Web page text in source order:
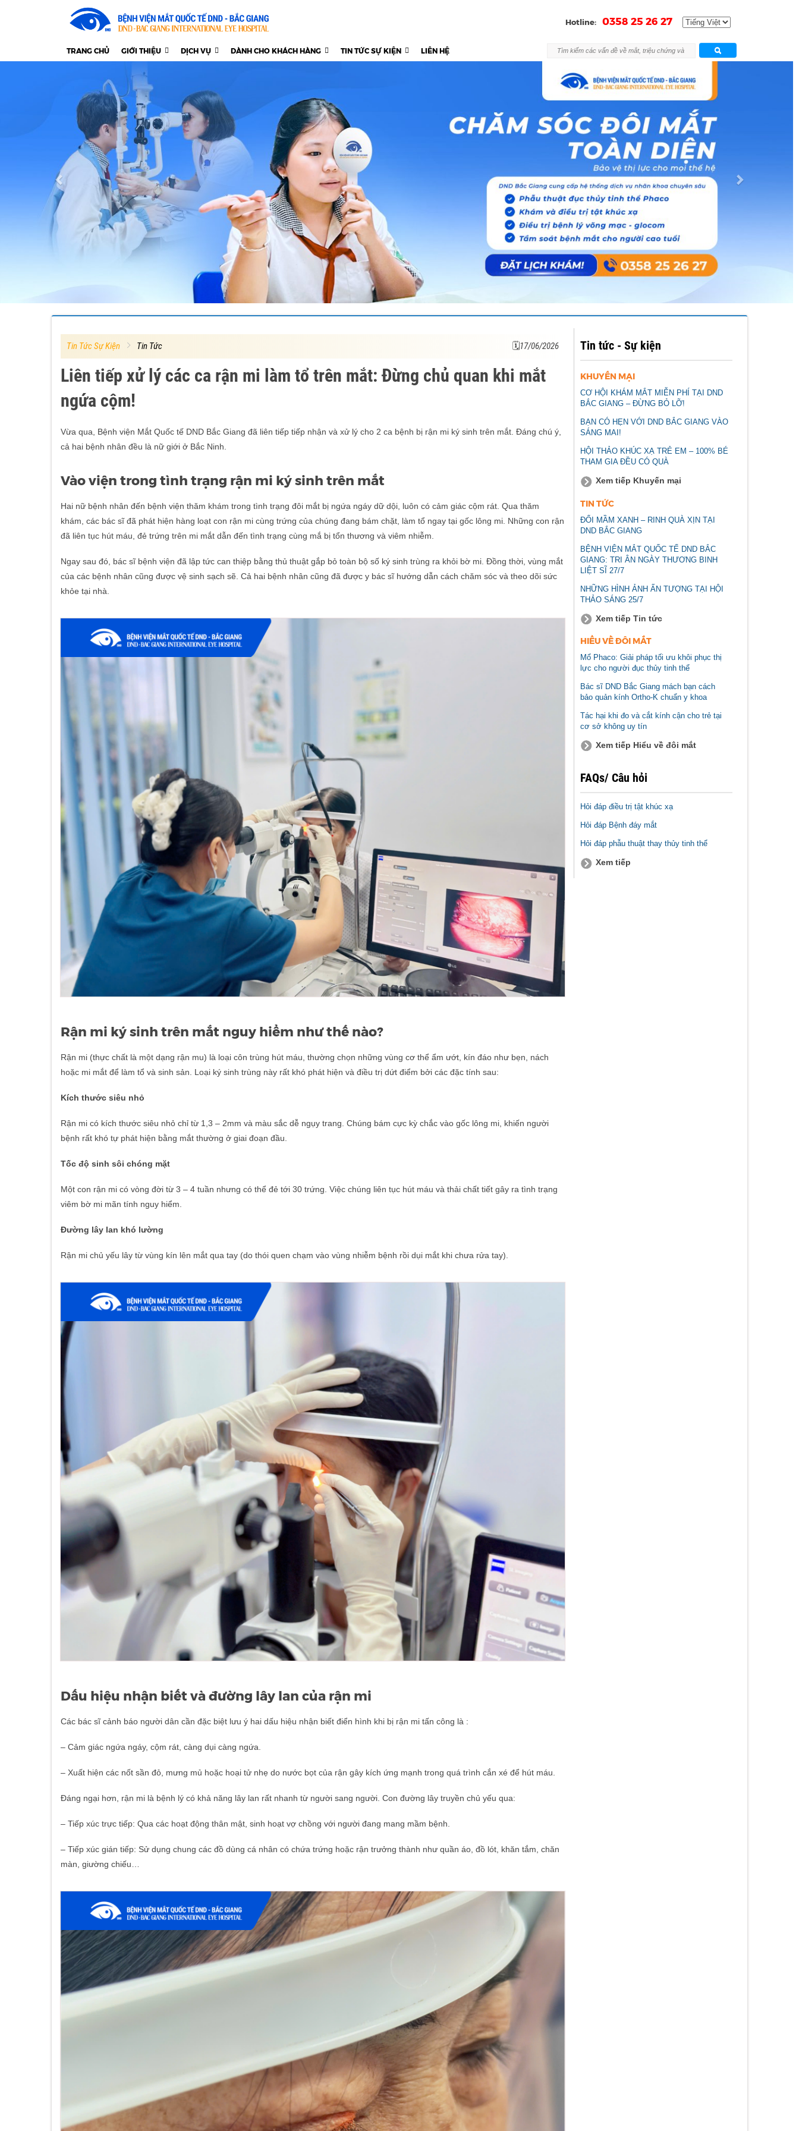
Hotline: 0358 25 26 27
TRANG CHỦ GIỚI THIỆU DỊCH VỤ DÀNH CHO KHÁCH HÀNG TIN TỨC SỰ KIỆN LIÊN HỆ
Tin Tức Sự Kiện Tin Tức 🗓17/06/2026
Liên tiếp xử lý các ca rận mi làm tổ trên mắt: Đừng chủ quan khi mắt
ngứa cộm!
Vừa qua, Bệnh viện Mắt Quốc tế DND Bắc Giang đã liên tiếp tiếp nhận và xử lý cho 2 ca bệnh bị rận mi ký sinh trên mắt. Đáng chú ý,
cả hai bệnh nhân đều là nữ giới ở Bắc Ninh.
Vào viện trong tình trạng rận mi ký sinh trên mắt
Hai nữ bệnh nhân đến bệnh viện thăm khám trong tình trạng đôi mắt bị ngứa ngáy dữ dội, luôn có cảm giác cộm rát. Qua thăm
khám, các bác sĩ đã phát hiện hàng loạt con rận mi cùng trứng của chúng đang bám chặt, làm tổ ngay tại gốc lông mi. Những con rận
đã liên tục hút máu, đẻ trứng trên mi mắt dẫn đến tình trạng cùng mắ bị tổn thương và viêm nhiễm.
Ngay sau đó, bác sĩ bệnh viện đã lập tức can thiệp bằng thủ thuật gắp bỏ toàn bộ số ký sinh trùng ra khỏi bờ mi. Đồng thời, vùng mắt
của các bệnh nhân cũng được vệ sinh sạch sẽ. Cả hai bệnh nhân cũng đã được y bác sĩ hướng dẫn cách chăm sóc và theo dõi sức
khỏe tại nhà.
Rận mi ký sinh trên mắt nguy hiểm như thế nào?
Rận mi (thực chất là một dạng rận mu) là loại côn trùng hút máu, thường chọn những vùng cơ thể ẩm ướt, kín đáo như bẹn, nách
hoặc mi mắt để làm tổ và sinh sản. Loại ký sinh trùng này rất khó phát hiện và điều trị dứt điểm bởi các đặc tính sau:
Kích thước siêu nhỏ
Rận mi có kích thước siêu nhỏ chỉ từ 1,3 – 2mm và màu sắc dễ ngụy trang. Chúng bám cực kỳ chắc vào gốc lông mi, khiến người
bệnh rất khó tự phát hiện bằng mắt thường ở giai đoạn đầu.
Tốc độ sinh sôi chóng mặt
Một con rận mi có vòng đời từ 3 – 4 tuần nhưng có thể đẻ tới 30 trứng. Việc chúng liên tục hút máu và thải chất tiết gây ra tình trạng
viêm bờ mi mãn tính nguy hiểm.
Đường lây lan khó lường
Rận mi chủ yếu lây từ vùng kín lên mắt qua tay (do thói quen chạm vào vùng nhiễm bệnh rồi dụi mắt khi chưa rửa tay).
Dấu hiệu nhận biết và đường lây lan của rận mi
Các bác sĩ cảnh báo người dân cần đặc biệt lưu ý hai dấu hiệu nhận biết điển hình khi bị rận mi tấn công là :
– Cảm giác ngứa ngáy, cộm rát, càng dụi càng ngứa.
– Xuất hiện các nốt sần đỏ, mưng mủ hoặc hoại tử nhẹ do nước bọt của rận gây kích ứng mạnh trong quá trình cắn xé để hút máu.
Đáng ngại hơn, rận mi là bệnh lý có khả năng lây lan rất nhanh từ người sang người. Con đường lây truyền chủ yếu qua:
– Tiếp xúc trực tiếp: Qua các hoạt động thân mật, sinh hoạt vợ chồng với người đang mang mầm bệnh.
– Tiếp xúc gián tiếp: Sử dụng chung các đồ dùng cá nhân có chứa trứng hoặc rận trưởng thành như quần áo, đồ lót, khăn tắm, chăn
màn, giường chiếu…
Tin tức - Sự kiện
KHUYẾN MẠI
CƠ HỘI KHÁM MẮT MIỄN PHÍ TẠI DND
BẮC GIANG – ĐỪNG BỎ LỠ!
BẠN CÓ HẸN VỚI DND BẮC GIANG VÀO
SÁNG MAI!
HỘI THẢO KHÚC XẠ TRẺ EM – 100% BÉ
THAM GIA ĐỀU CÓ QUÀ
Xem tiếp Khuyến mại
TIN TỨC
ĐỔI MẦM XANH – RINH QUÀ XỊN TẠI
DND BẮC GIANG
BỆNH VIỆN MẮT QUỐC TẾ DND BẮC
GIANG: TRI ÂN NGÀY THƯƠNG BINH
LIỆT SĨ 27/7
NHỮNG HÌNH ẢNH ẤN TƯỢNG TẠI HỘI
THẢO SÁNG 25/7
Xem tiếp Tin tức
HIỂU VỀ ĐÔI MẮT
Mổ Phaco: Giải pháp tối ưu khôi phục thị
lực cho người đục thủy tinh thể
Bác sĩ DND Bắc Giang mách bạn cách
bảo quản kính Ortho-K chuẩn y khoa
Tác hại khi đo và cắt kính cận cho trẻ tại
cơ sở không uy tín
Xem tiếp Hiểu về đôi mắt
FAQs/ Câu hỏi
Hỏi đáp điều trị tật khúc xạ
Hỏi đáp Bệnh đáy mắt
Hỏi đáp phẫu thuật thay thủy tinh thể
Xem tiếp